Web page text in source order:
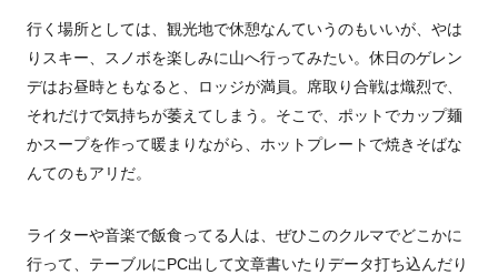
行く場所としては、観光地で休憩なんていうのもいいが、やは
りスキー、スノボを楽しみに山へ行ってみたい。休日のゲレン
デはお昼時ともなると、ロッジが満員。席取り合戦は熾烈で、
それだけで気持ちが萎えてしまう。そこで、ポットでカップ麺
かスープを作って暖まりながら、ホットプレートで焼きそばな
んてのもアリだ。
ライターや音楽で飯食ってる人は、ぜひこのクルマでどこかに
行って、テーブルにPC出して文章書いたりデータ打ち込んだり